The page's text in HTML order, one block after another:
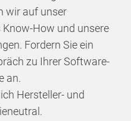
wir auf unser
How und unsere
Fordern Sie ein
zu Ihrer Software-
an.
Hersteller- und